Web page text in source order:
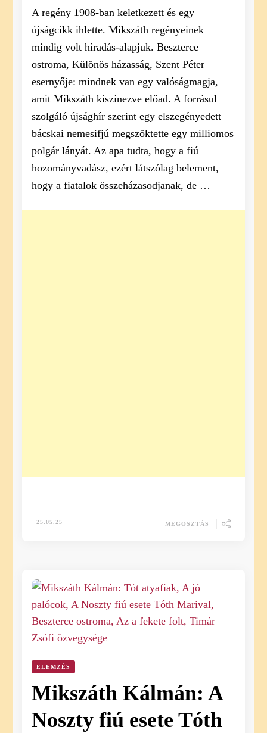
A regény 1908-ban keletkezett és egy
újságcikk ihlette. Mikszáth regényeinek
mindig volt híradás-alapjuk. Beszterce
ostroma, Különös házasság, Szent Péter
esernyője: mindnek van egy valóságmagja,
amit Mikszáth kiszínezve előad. A forrásul
szolgáló újsághír szerint egy elszegényedett
bácskai nemesifjú megszöktette egy milliomos
polgár lányát. Az apa tudta, hogy a fiú
hozományvadász, ezért látszólag belement,
hogy a fiatalok összeházasodjanak, de …
25.05.25 MEGOSZTÁS
ELEMZÉS
Mikszáth Kálmán: A
Noszty fiú esete Tóth